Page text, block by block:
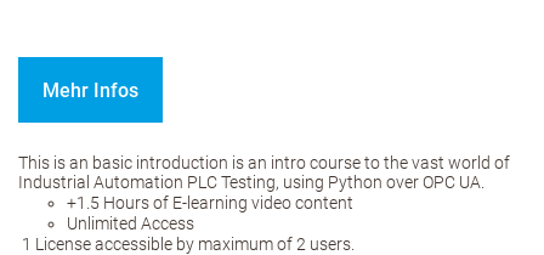
Mehr Infos
This is an basic introduction is an intro course to the vast world of
Industrial Automation PLC Testing, using Python over OPC UA.
+1.5 Hours of E-learning video content
Unlimited Access
1 License accessible by maximum of 2 users.